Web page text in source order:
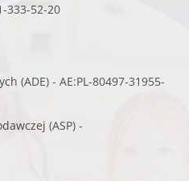
333-52-20
(ADE) - AE:PL-80497-31955-
(ASP) -